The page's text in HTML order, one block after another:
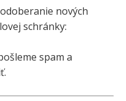
nových
schránky:
spam a